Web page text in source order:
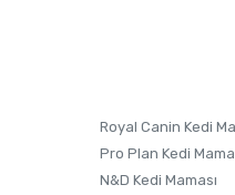
Royal Canin Kedi
Pro Plan Kedi
N&D Kedi Maması